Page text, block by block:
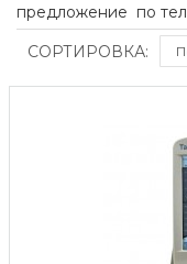
предложение по
СОРТИРОВКА: